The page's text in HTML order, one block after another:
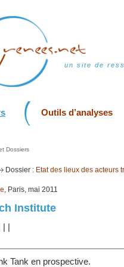
un site de
Outils d’analyses
Dossiers
Dossier : Etat des lieux des acteurs
, Paris, mai 2011
Institute
| |
Tank en prospective.